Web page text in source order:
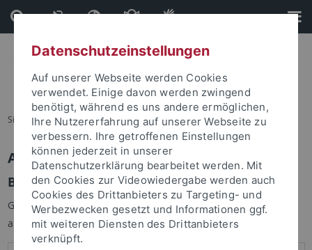
Direkt
zum
Inhalt
Direkt
zur
Fußleiste
Sie sind hier: Startseite
Anmelden
Benutzeranmeldung
Geben Sie Ihren Benutzernamen und Ihr Passwort an um sich
anzumelden:
Datenschutzeinstellungen
Auf unserer Webseite werden Cookies
verwendet. Einige davon werden zwingend
benötigt, während es uns andere ermöglichen,
Ihre Nutzererfahrung auf unserer Webseite zu
verbessern. Ihre getroffenen Einstellungen
können jederzeit in unserer
Datenschutzerklärung bearbeitet werden. Mit
den Cookies zur Videowiedergabe werden auch
Cookies des Drittanbieters zu Targeting- und
Werbezwecken gesetzt und Informationen ggf.
mit weiteren Diensten des Drittanbieters
verknüpft.